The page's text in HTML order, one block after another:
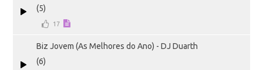
(5)
17
Biz Jovem (As Melhores do Ano) - DJ Duarth
(6)